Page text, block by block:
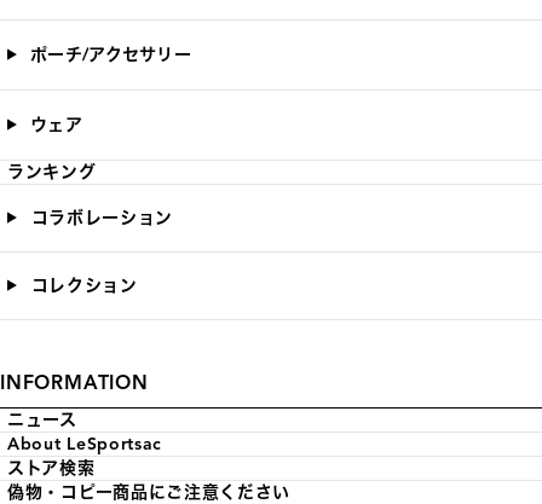
ポーチ/アクセサリー
ウェア
ランキング
コラボレーション
コレクション
INFORMATION
ニュース
About LeSportsac
ストア検索
偽物・コピー商品にご注意ください